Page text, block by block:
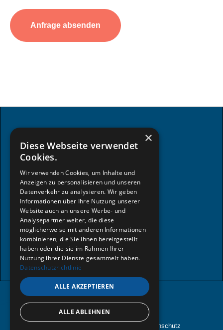
Anfrage absenden
Größere Karte anzeigen
Datenschutz
×
Diese Webseite verwendet
Cookies.
Wir verwenden Cookies, um Inhalte und
Anzeigen zu personalisieren und unseren
Datenverkehr zu analysieren. Wir geben
Informationen über Ihre Nutzung unserer
Website auch an unsere Werbe- und
Analysepartner weiter, die diese
möglicherweise mit anderen Informationen
kombinieren, die Sie ihnen bereitgestellt
haben oder die sie im Rahmen Ihrer
Nutzung ihrer Dienste gesammelt haben.
Datenschutzrichtlinie
ALLE AKZEPTIEREN
ALLE ABLEHNEN